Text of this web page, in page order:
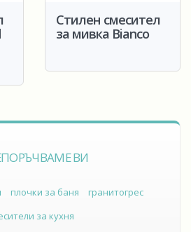
Стилен смесител
за мивка Bianco
ВИ
плочки за баня
гранитогрес
за кухня